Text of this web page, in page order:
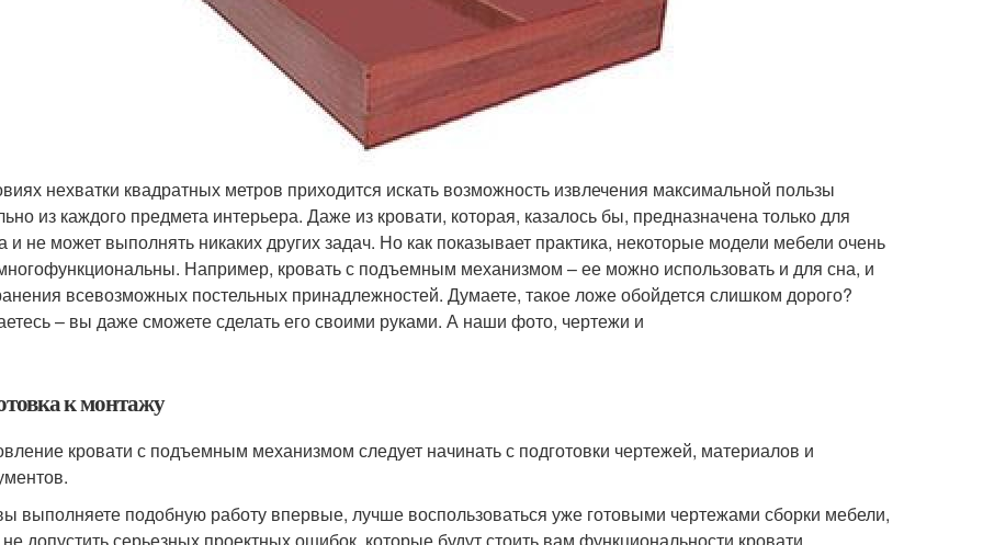
нехватки квадратных метров приходится искать возможность извлечения максимальной пользы
из каждого предмета интерьера. Даже из кровати, которая, казалось бы, предназначена только для
и не может выполнять никаких других задач. Но как показывает практика, некоторые модели мебели очень
Например, кровать с подъемным механизмом – ее можно использовать и для сна, и
всевозможных постельных принадлежностей. Думаете, такое ложе обойдется слишком дорого?
– вы даже сможете сделать его своими руками. А наши фото, чертежи и
к монтажу
кровати с подъемным механизмом следует начинать с подготовки чертежей, материалов и
выполняете подобную работу впервые, лучше воспользоваться уже готовыми чертежами сборки мебели,